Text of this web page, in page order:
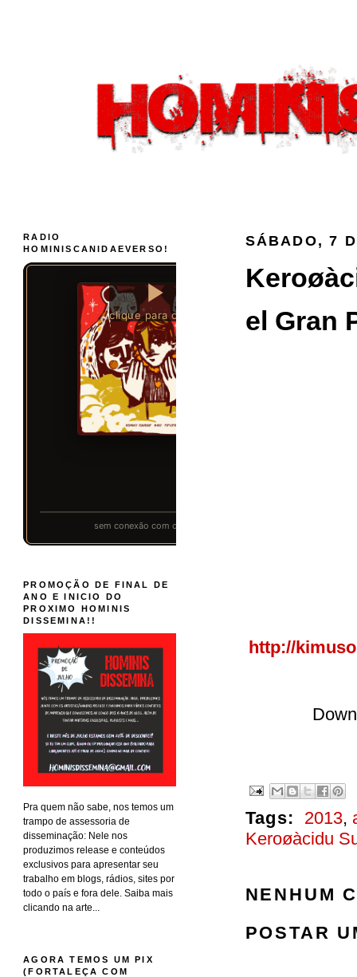
SÁBADO, 7
el Gran
http://
Tags: 2013,
Keroøàcidu
NENHUM
POSTAR
RADIO
HOMINISCANIDAEVERSO!
PROMOÇÃO DE FINAL DE
ANO E INICIO DO
PROXIMO HOMINIS
DISSEMINA!!
Pra quem não sabe, nos temos um
trampo de assessoria de
disseminação: Nele nos
produzimos release e conteúdos
exclusivos para apresentar seu
trabalho em blogs, rádios, sites por
todo o país e fora dele. Saiba mais
clicando na arte...
AGORA TEMOS UM PIX
(FORTALEÇA COM